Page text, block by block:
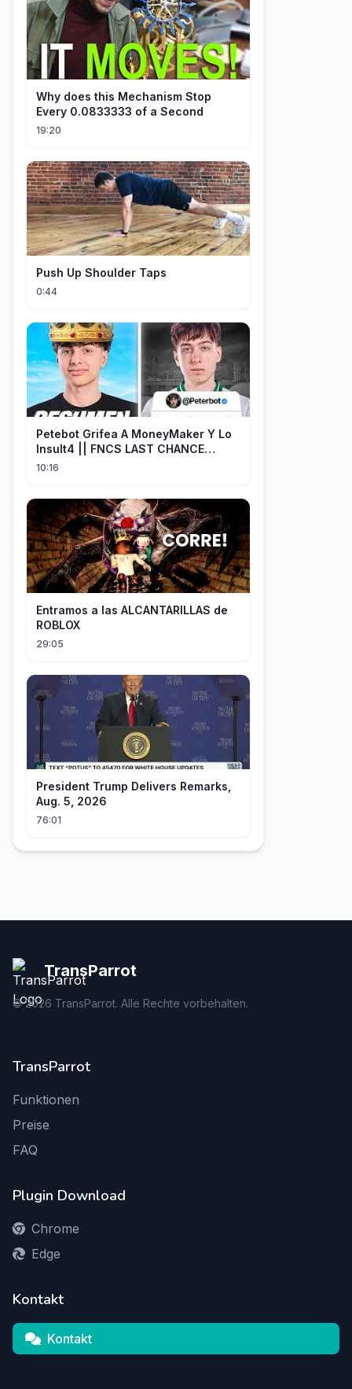
Why does this Mechanism Stop
Every 0.0833333 of a Second
19:20
Push Up Shoulder Taps
0:44
Petebot Grifea A MoneyMaker Y Lo
Insult4 || FNCS LAST CHANCE
Resumen
10:16
Entramos a las ALCANTARILLAS de
ROBLOX
29:05
President Trump Delivers Remarks,
Aug. 5, 2026
76:01
TransParrot
©2026 TransParrot. Alle Rechte vorbehalten.
TransParrot
Funktionen
Preise
FAQ
Plugin Download
Chrome
Edge
Kontakt
Kontakt